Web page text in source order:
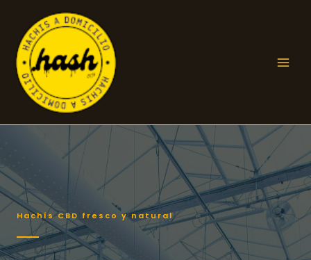
contenido
Hachís CBD fresco y natural